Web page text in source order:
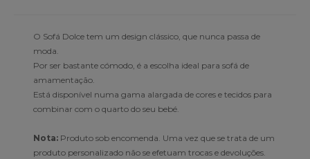
O Sofá Dolce tem um design clássico, que nunca passa de
moda.
Por ser bastante cómodo, é a escolha ideal para sofá de
amamentação.
Está disponível numa gama alargada de cores e tecidos para
combinar com o quarto do seu bebé.
Nota: Produto sob encomenda. Uma vez que se trata de um
produto personalizado não se efetuam trocas e devoluções.